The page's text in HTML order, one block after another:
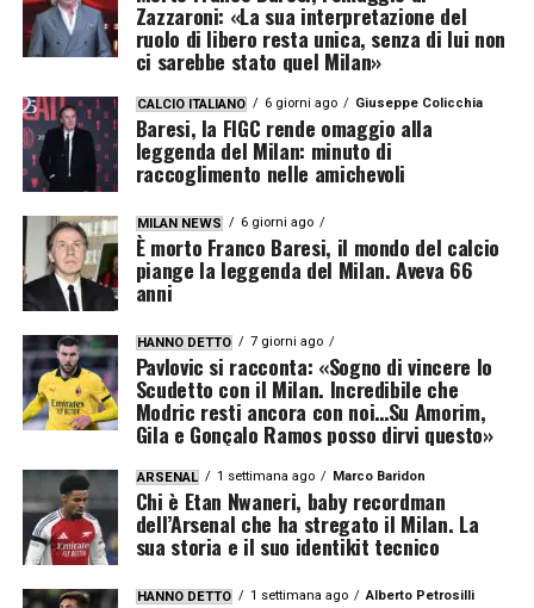
Zazzaroni: «La sua interpretazione del
ruolo di libero resta unica, senza di lui non
ci sarebbe stato quel Milan»
CALCIO ITALIANO 6 giorni ago Giuseppe Colicchia
Baresi, la FIGC rende omaggio alla
leggenda del Milan: minuto di
raccoglimento nelle amichevoli
MILAN NEWS 6 giorni ago
È morto Franco Baresi, il mondo del calcio
piange la leggenda del Milan. Aveva 66
anni
HANNO DETTO 7 giorni ago
Pavlovic si racconta: «Sogno di vincere lo
Scudetto con il Milan. Incredibile che
Modric resti ancora con noi…Su Amorim,
Gila e Gonçalo Ramos posso dirvi questo»
ARSENAL 1 settimana ago Marco Baridon
Chi è Etan Nwaneri, baby recordman
dell’Arsenal che ha stregato il Milan. La
sua storia e il suo identikit tecnico
HANNO DETTO 1 settimana ago Alberto Petrosilli